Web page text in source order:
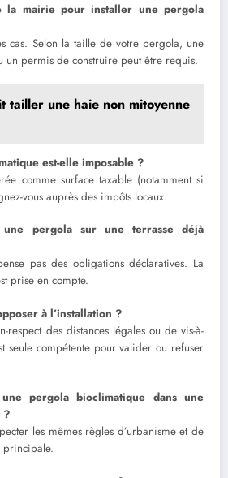
la mairie pour installer une pergola
cas. Selon la taille de votre pergola, une
un permis de construire peut être requis.
tailler une haie non mitoyenne
est-elle imposable ?
comme surface taxable (notamment si
vous auprès des impôts locaux.
pergola sur une terrasse déjà
pas des obligations déclaratives. La
prise en compte.
à l’installation ?
respect des distances légales ou de vis-à-
seule compétente pour valider ou refuser
pergola bioclimatique dans une
?
les mêmes règles d’urbanisme et de
principale.